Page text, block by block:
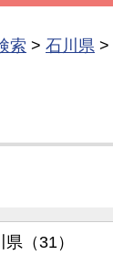
索 > 石川県 >